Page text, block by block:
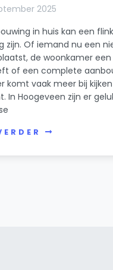
2025
in huis kan een
zijn. Of iemand nu een
de woonkamer
of een complete
komt vaak meer bij
In Hoogeveen zijn er